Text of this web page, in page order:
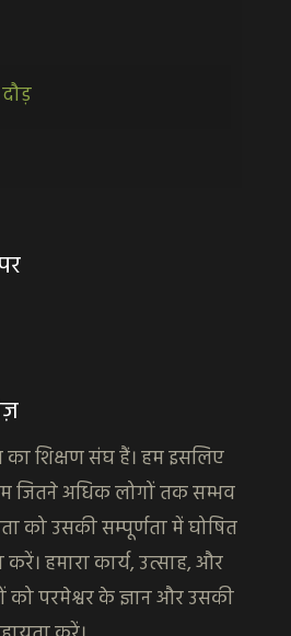
का शिक्षण संघ हैं। हम इसलिए
जितने अधिक लोगों तक सम्भव
को उसकी सम्पूर्णता में घोषित
हमारा कार्य, उत्साह, और
को परमेश्वर के ज्ञान और उसकी